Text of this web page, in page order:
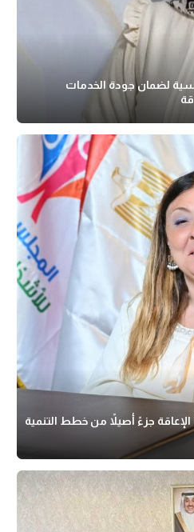
لضمان جودة الخدمات
جزءً أصيلاً من خطط التنمية